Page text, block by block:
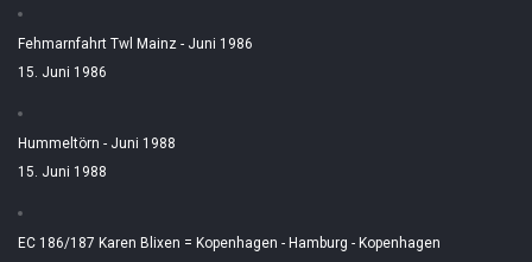
Fehmarnfahrt Twl Mainz - Juni 1986
15. Juni 1986
Hummeltörn - Juni 1988
15. Juni 1988
EC 186/187 Karen Blixen = Kopenhagen - Hamburg - Kopenhagen